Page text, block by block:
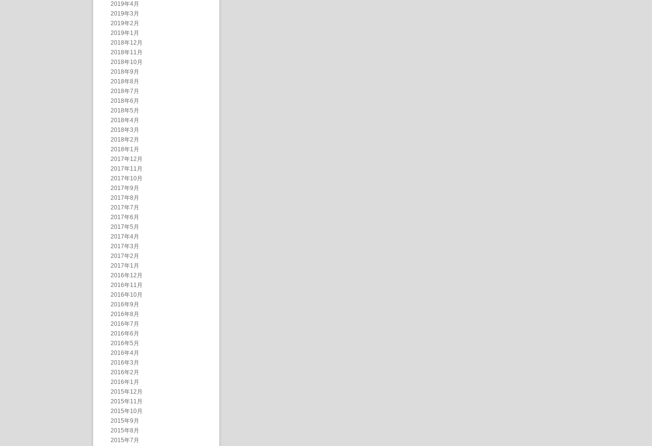
2019年4月
2019年3月
2019年2月
2019年1月
2018年12月
2018年11月
2018年10月
2018年9月
2018年8月
2018年7月
2018年6月
2018年5月
2018年4月
2018年3月
2018年2月
2018年1月
2017年12月
2017年11月
2017年10月
2017年9月
2017年8月
2017年7月
2017年6月
2017年5月
2017年4月
2017年3月
2017年2月
2017年1月
2016年12月
2016年11月
2016年10月
2016年9月
2016年8月
2016年7月
2016年6月
2016年5月
2016年4月
2016年3月
2016年2月
2016年1月
2015年12月
2015年11月
2015年10月
2015年9月
2015年8月
2015年7月